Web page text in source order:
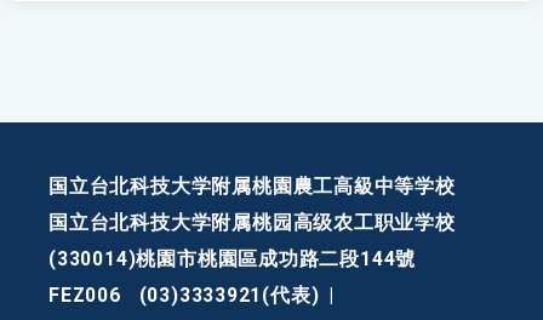
国立台北科技大学附属桃園農工高級中等学校
国立台北科技大学附属桃园高级农工职业学校
(330014)桃園市桃園區成功路二段144號
FEZ006
(03)3333921(代表)